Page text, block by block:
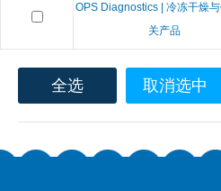
OPS Diagnostics | 冷冻干燥
关产品
全选 取消选中